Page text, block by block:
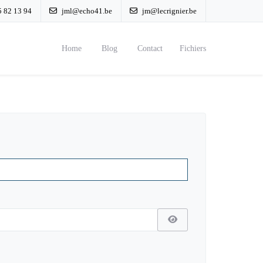
82 13 94 jml@echo41.be jm@lecrignier.be
Home Blog Contact Fichiers